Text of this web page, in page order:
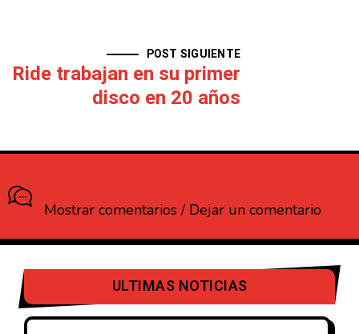
POST SIGUIENTE
Ride trabajan en su primer
disco en 20 años
Mostrar comentarios / Dejar un comentario
ULTIMAS NOTICIAS